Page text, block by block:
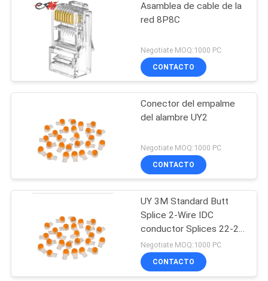
Asamblea de cable de la
red 8P8C
Negotiate MOQ:1000 PC
CONTACTO
Conector del empalme
del alambre UY2
Negotiate MOQ:1000 PC
CONTACTO
UY 3M Standard Butt
Splice 2-Wire IDC
conductor Splices 22-26
AWG Wire K1 Lock Wire
Joint UY/UY2
Negotiate MOQ:1000 PC
CONTACTO